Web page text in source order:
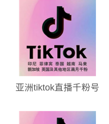
亚洲tiktok直播千粉号